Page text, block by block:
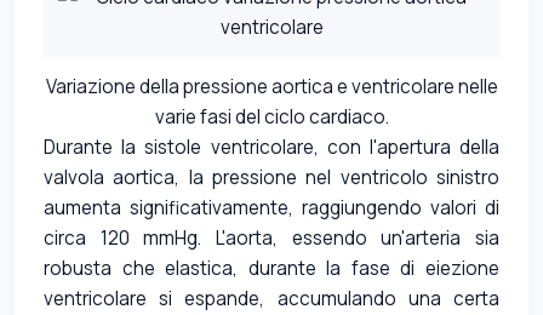
Variazione della pressione aortica e ventricolare nelle
varie fasi del ciclo cardiaco.
Durante la sistole ventricolare, con l'apertura della
valvola aortica, la pressione nel ventricolo sinistro
aumenta significativamente, raggiungendo valori di
circa 120 mmHg. L'aorta, essendo un'arteria sia
robusta che elastica, durante la fase di eiezione
ventricolare si espande, accumulando una certa